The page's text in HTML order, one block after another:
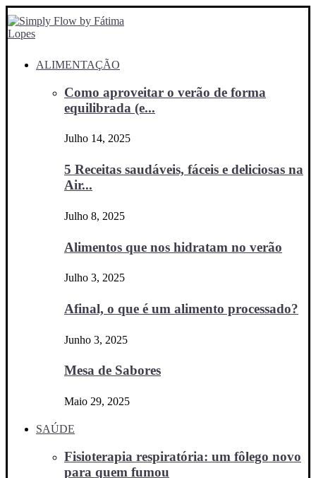
ALIMENTAÇÃO
Como aproveitar o verão de forma
equilibrada (e...
Julho 14, 2025
5 Receitas saudáveis, fáceis e deliciosas na
Air...
Julho 8, 2025
Alimentos que nos hidratam no verão
Julho 3, 2025
Afinal, o que é um alimento processado?
Junho 3, 2025
Mesa de Sabores
Maio 29, 2025
SAÚDE
Fisioterapia respiratória: um fôlego novo
para quem fumou